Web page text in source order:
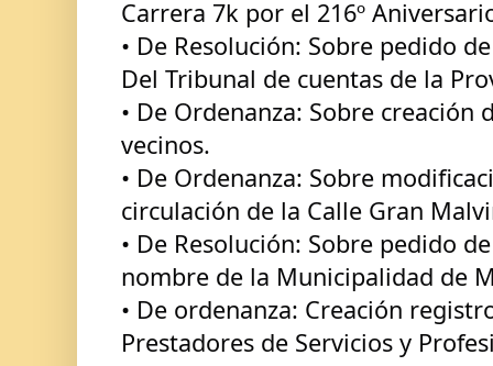
Carrera 7k por el 216º
• De Resolución: Sobre pedido
Del Tribunal de cuentas de la
• De Ordenanza: Sobre creación
vecinos.
• De Ordenanza: Sobre
circulación de la Calle Gran
• De Resolución: Sobre pedido
nombre de la Municipalidad de
• De ordenanza: Creación
Prestadores de Servicios y